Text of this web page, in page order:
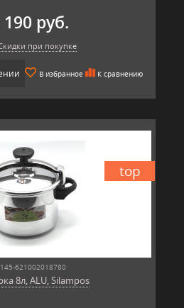
190 руб.
при покупке
В избранное К сравнению
top
621002018780
8л, ALU, Silampos